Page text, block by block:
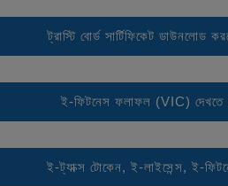
ট্রাস্টি বোর্ড সার্টিফিকেট ডাউনলোড
ই-ফিটনেস ফলাফল (VIC) দেখতে
ই-ট্যাক্স টোকেন, ই-লাইসেন্স, ই-